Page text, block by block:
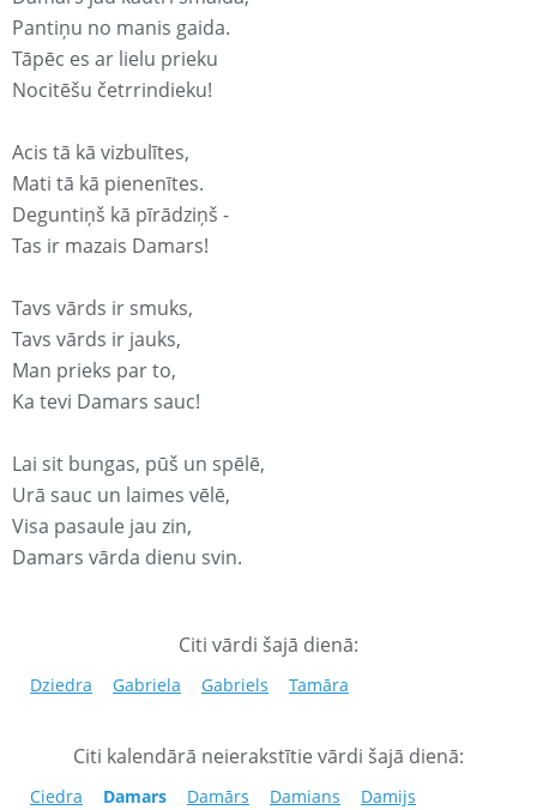
Pantiņu no manis gaida.
Tāpēc es ar lielu prieku
Nocitēšu četrrindieku!
Acis tā kā vizbulītes,
Mati tā kā pienenītes.
Deguntiņš kā pīrādziņš -
Tas ir mazais Damars!
Tavs vārds ir smuks,
Tavs vārds ir jauks,
Man prieks par to,
Ka tevi Damars sauc!
Lai sit bungas, pūš un spēlē,
Urā sauc un laimes vēlē,
Visa pasaule jau zin,
Damars vārda dienu svin.
Citi vārdi šajā dienā:
Dziedra Gabriela Gabriels Tamāra
Citi kalendārā neierakstītie vārdi šajā dienā:
Ciedra Damars Damārs Damians
Damijs